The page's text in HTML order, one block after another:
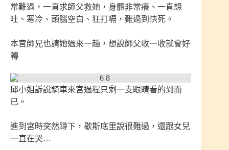
常難過，一直求師父救她，身體非常癢、一直想
吐、寒冷、頭腦空白、狂打嗝，難過到快死。
本宮師兄也請她過來一趟，想說師父收一收就會好
轉
邱小姐訴說騎車來宮過程只剩一支眼睛看的到而
已。
進到宮時突然蹲下，歇斯底里說很難過，還跟女兒
一直在哭…